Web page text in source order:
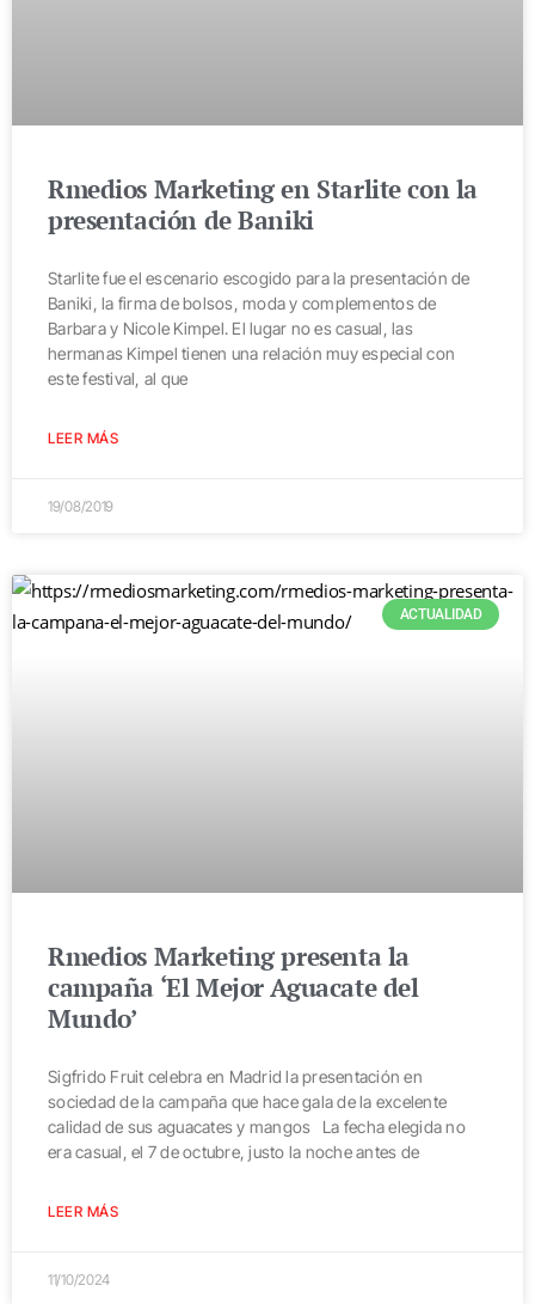
Rmedios Marketing en Starlite con la
presentación de Baniki
Starlite fue el escenario escogido para la presentación de
Baniki, la firma de bolsos, moda y complementos de
Barbara y Nicole Kimpel. El lugar no es casual, las
hermanas Kimpel tienen una relación muy especial con
este festival, al que
LEER MÁS
19/08/2019
ACTUALIDAD
Rmedios Marketing presenta la
campaña ‘El Mejor Aguacate del
Mundo’
Sigfrido Fruit celebra en Madrid la presentación en
sociedad de la campaña que hace gala de la excelente
calidad de sus aguacates y mangos La fecha elegida no
era casual, el 7 de octubre, justo la noche antes de
LEER MÁS
11/10/2024